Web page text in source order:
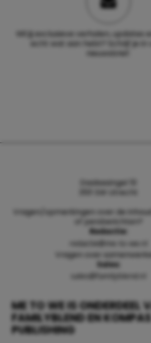
Wil jij exclusieve verhalen, updates
echt wat aan hebt? Schrijf je in
nieuwsbrief.
ME TO WE IS ONDERDEEL
FAMILYBLEND EN KOMPAS
PUBLISHING
Daalsesingel 51
3511 SW Utrecht
Vragen/opmerkingen over de
of persberichten?
Redactie:
redactie@me-to-we.nl
Vragen over
Sales:
sales@familyblend.nl